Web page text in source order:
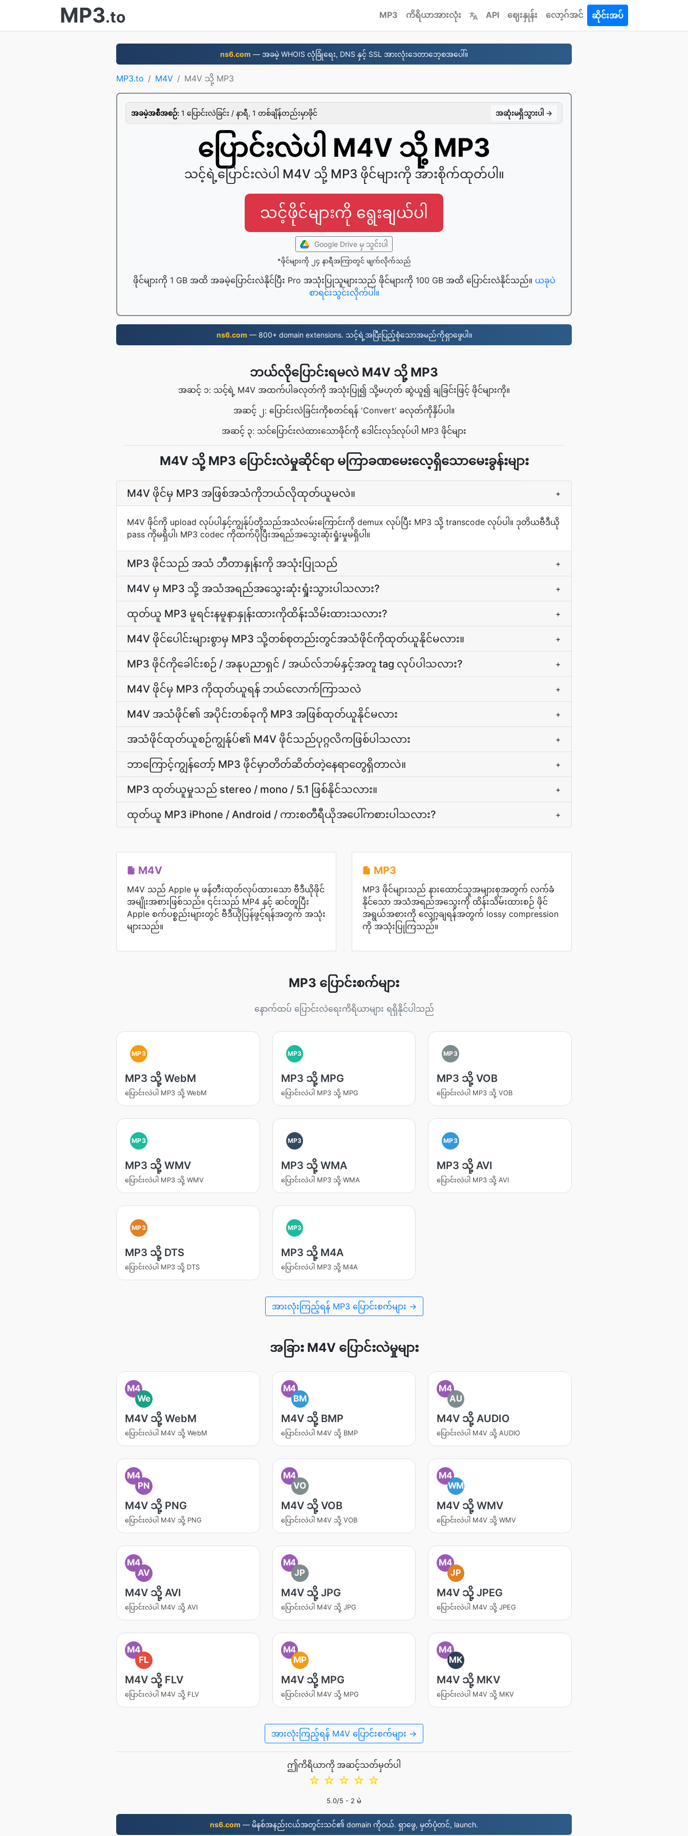
MP3.to MP3 ကိရိယာအားလုံး API ဈေးနှုန်း လော့ဂ်အင် ဆိုင်းအပ်
ns6.com — အခမဲ့ WHOIS လုံခြုံရေး, DNS နှင့် SSL အားလုံးဒေတာဘေ့စအပေါ်။
MP3.to M4V M4V သို့ MP3
အခမဲ့အစီအစဉ်: 1 ပြောင်းလဲခြင်း / နာရီ, 1 တစ်ချိန်တည်းမှာဖိုင် အဆုံးမရှိသွားပါ →
ပြောင်းလဲပါ M4V သို့ MP3
သင့်ရဲ့ပြောင်းလဲပါ M4V သို့ MP3 ဖိုင်များကို အားစိုက်ထုတ်ပါ။
သင့်ဖိုင်များကို ရွေးချယ်ပါ
Google Drive မှ သွင်းပါ
*ဖိုင်များကို ၂၄ နာရီအကြာတွင် ဖျက်လိုက်သည်
ဖိုင်များကို 1 GB အထိ အခမဲ့ပြောင်းလဲနိုင်ပြီး Pro အသုံးပြုသူများသည် ဖိုင်များကို 100 GB အထိ ပြောင်းလဲနိုင်သည်။ ယခုပဲ
စာရင်းသွင်းလိုက်ပါ။
ns6.com — 800+ domain extensions. သင့်ရဲ့အပြီးပြည့်စုံသောအမည်ကိုရှာဖွေပါ။
ဘယ်လိုပြောင်းရမလဲ M4V သို့ MP3
အဆင့် ၁: သင့်ရဲ့ M4V အထက်ပါခလုတ်ကို အသုံးပြု၍ သို့မဟုတ် ဆွဲယူ၍ ချခြင်းဖြင့် ဖိုင်များကို။
အဆင့် ၂: ပြောင်းလဲခြင်းကိုစတင်ရန် 'Convert' ခလုတ်ကိုနှိပ်ပါ။
အဆင့် ၃: သင်ပြောင်းလဲထားသောဖိုင်ကို ဒေါင်းလုဒ်လုပ်ပါ MP3 ဖိုင်များ
M4V သို့ MP3 ပြောင်းလဲမှုဆိုင်ရာ မကြာခဏမေးလေ့ရှိသောမေးခွန်းများ
M4V ဖိုင်မှ MP3 အဖြစ်အသံကိုဘယ်လိုထုတ်ယူမလဲ။ +
M4V ဖိုင်ကို upload လုပ်ပါနှင့်ကျွန်ုပ်တို့သည်အသံလမ်းကြောင်းကို demux လုပ်ပြီး MP3 သို့ transcode လုပ်ပါ။ ဒုတိယဗီဒီယို
pass ကိုမရှိပါ၊ MP3 codec ကိုထက်ပိုပြီးအရည်အသွေးဆုံးရှုံးမှုမရှိပါ။
MP3 ဖိုင်သည် အသံ ဘီတာနှုန်းကို အသုံးပြုသည် +
M4V မှ MP3 သို့ အသံအရည်အသွေးဆုံးရှုံးသွားပါသလား? +
ထုတ်ယူ MP3 မူရင်းနမူနာနှုန်းထားကိုထိန်းသိမ်းထားသလား? +
M4V ဖိုင်ပေါင်းများစွာမှ MP3 သို့တစ်စုတည်းတွင်အသံဖိုင်ကိုထုတ်ယူနိုင်မလား။ +
MP3 ဖိုင်ကိုခေါင်းစဉ် / အနုပညာရှင် / အယ်လ်ဘမ်နှင့်အတူ tag လုပ်ပါသလား? +
M4V ဖိုင်မှ MP3 ကိုထုတ်ယူရန် ဘယ်လောက်ကြာသလဲ +
M4V အသံဖိုင်၏ အပိုင်းတစ်ခုကို MP3 အဖြစ်ထုတ်ယူနိုင်မလား +
အသံဖိုင်ထုတ်ယူစဉ်ကျွန်ုပ်၏ M4V ဖိုင်သည်ပုဂ္ဂလိကဖြစ်ပါသလား +
ဘာကြောင့်ကျွန်တော့် MP3 ဖိုင်မှာတိတ်ဆိတ်တဲ့နေရာတွေရှိတာလဲ။ +
MP3 ထုတ်ယူမှုသည် stereo / mono / 5.1 ဖြစ်နိုင်သလား။ +
ထုတ်ယူ MP3 iPhone / Android / ကားစတီရီယိုအပေါ်ကစားပါသလား? +
M4V
M4V သည် Apple မှ ဖန်တီးထုတ်လုပ်ထားသော ဗီဒီယိုဖိုင်
အမျိုးအစားဖြစ်သည်။ ၎င်းသည် MP4 နှင့် ဆင်တူပြီး
Apple စက်ပစ္စည်းများတွင် ဗီဒီယိုပြန်ဖွင့်ရန်အတွက် အသုံး
များသည်။
MP3
MP3 ဖိုင်များသည် နားထောင်သူအများစုအတွက် လက်ခံ
နိုင်သော အသံအရည်အသွေးကို ထိန်းသိမ်းထားစဉ် ဖိုင်
အရွယ်အစားကို လျှော့ချရန်အတွက် lossy compression
ကို အသုံးပြုကြသည်။
MP3 ပြောင်းစက်များ
နောက်ထပ် ပြောင်းလဲရေးကိရိယာများ ရရှိနိုင်ပါသည်
MP3
MP3 သို့ WebM
ပြောင်းလဲပါ MP3 သို့ WebM
MP3
MP3 သို့ MPG
ပြောင်းလဲပါ MP3 သို့ MPG
MP3
MP3 သို့ VOB
ပြောင်းလဲပါ MP3 သို့ VOB
MP3
MP3 သို့ WMV
ပြောင်းလဲပါ MP3 သို့ WMV
MP3
MP3 သို့ WMA
ပြောင်းလဲပါ MP3 သို့ WMA
MP3
MP3 သို့ AVI
ပြောင်းလဲပါ MP3 သို့ AVI
MP3
MP3 သို့ DTS
ပြောင်းလဲပါ MP3 သို့ DTS
MP3
MP3 သို့ M4A
ပြောင်းလဲပါ MP3 သို့ M4A
အားလုံးကြည့်ရန် MP3 ပြောင်းစက်များ →
အခြား M4V ပြောင်းလဲမှုများ
M4
We
M4V သို့ WebM
ပြောင်းလဲပါ M4V သို့ WebM
M4
BM
M4V သို့ BMP
ပြောင်းလဲပါ M4V သို့ BMP
M4
AU
M4V သို့ AUDIO
ပြောင်းလဲပါ M4V သို့ AUDIO
M4
PN
M4V သို့ PNG
ပြောင်းလဲပါ M4V သို့ PNG
M4
VO
M4V သို့ VOB
ပြောင်းလဲပါ M4V သို့ VOB
M4
WM
M4V သို့ WMV
ပြောင်းလဲပါ M4V သို့ WMV
M4
AV
M4V သို့ AVI
ပြောင်းလဲပါ M4V သို့ AVI
M4
JP
M4V သို့ JPG
ပြောင်းလဲပါ M4V သို့ JPG
M4
JP
M4V သို့ JPEG
ပြောင်းလဲပါ M4V သို့ JPEG
M4
FL
M4V သို့ FLV
ပြောင်းလဲပါ M4V သို့ FLV
M4
MP
M4V သို့ MPG
ပြောင်းလဲပါ M4V သို့ MPG
M4
MK
M4V သို့ MKV
ပြောင်းလဲပါ M4V သို့ MKV
အားလုံးကြည့်ရန် M4V ပြောင်းစက်များ →
ဤကိရိယာကို အဆင့်သတ်မှတ်ပါ
☆
☆
☆
☆
☆
5.0/5 - 2 မဲ
ns6.com — မိနစ်အနည်းငယ်အတွင်းသင်၏ domain ကိုဝယ်. ရှာဖွေ, မှတ်ပုံတင်, launch.